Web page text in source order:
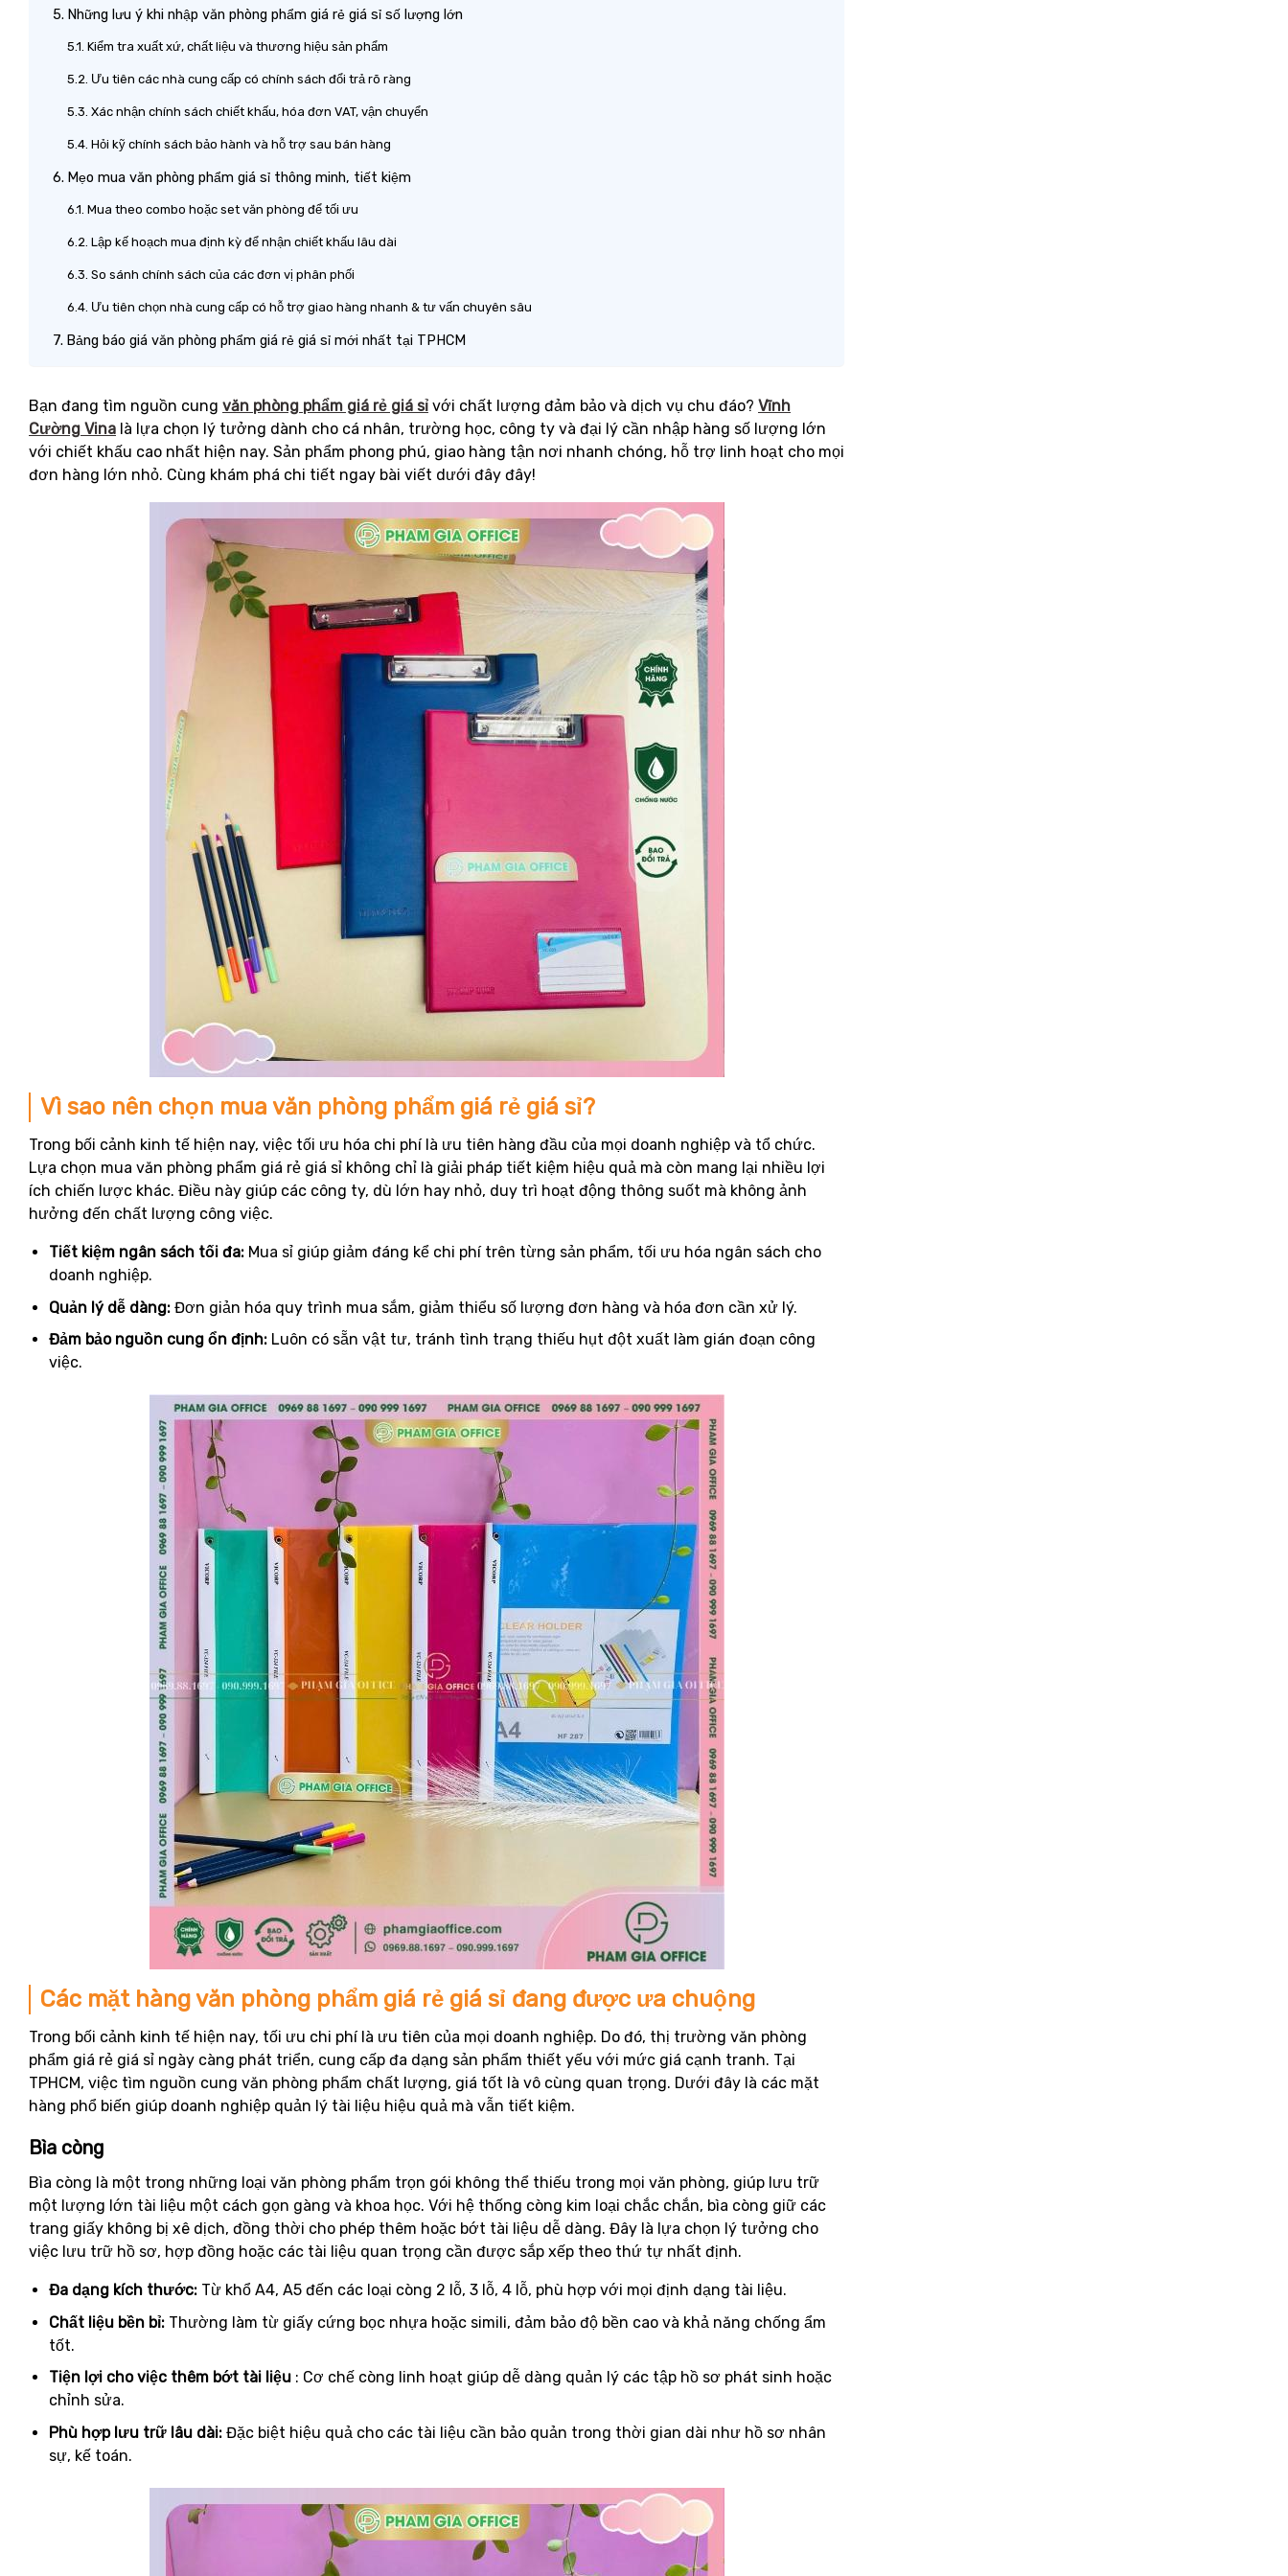
Những lưu ý khi nhập văn phòng phẩm giá rẻ giá sỉ số lượng lớn
Kiểm tra xuất xứ, chất liệu và thương hiệu sản phẩm
Ưu tiên các nhà cung cấp có chính sách đổi trả rõ ràng
Xác nhận chính sách chiết khấu, hóa đơn VAT, vận chuyển
Hỏi kỹ chính sách bảo hành và hỗ trợ sau bán hàng
Mẹo mua văn phòng phẩm giá sỉ thông minh, tiết kiệm
Mua theo combo hoặc set văn phòng để tối ưu
Lập kế hoạch mua định kỳ để nhận chiết khấu lâu dài
So sánh chính sách của các đơn vị phân phối
Ưu tiên chọn nhà cung cấp có hỗ trợ giao hàng nhanh & tư vấn chuyên sâu
Bảng báo giá văn phòng phẩm giá rẻ giá sỉ mới nhất tại TPHCM
Bạn đang tìm nguồn cung văn phòng phẩm giá rẻ giá sỉ với chất lượng đảm bảo và dịch vụ chu đáo? Vĩnh
Cường Vina là lựa chọn lý tưởng dành cho cá nhân, trường học, công ty và đại lý cần nhập hàng số lượng lớn
với chiết khấu cao nhất hiện nay. Sản phẩm phong phú, giao hàng tận nơi nhanh chóng, hỗ trợ linh hoạt cho mọi
đơn hàng lớn nhỏ. Cùng khám phá chi tiết ngay bài viết dưới đây đây!
Vì sao nên chọn mua văn phòng phẩm giá rẻ giá sỉ?
Trong bối cảnh kinh tế hiện nay, việc tối ưu hóa chi phí là ưu tiên hàng đầu của mọi doanh nghiệp và tổ chức.
Lựa chọn mua văn phòng phẩm giá rẻ giá sỉ không chỉ là giải pháp tiết kiệm hiệu quả mà còn mang lại nhiều lợi
ích chiến lược khác. Điều này giúp các công ty, dù lớn hay nhỏ, duy trì hoạt động thông suốt mà không ảnh
hưởng đến chất lượng công việc.
Tiết kiệm ngân sách tối đa: Mua sỉ giúp giảm đáng kể chi phí trên từng sản phẩm, tối ưu hóa ngân sách cho
doanh nghiệp.
Quản lý dễ dàng: Đơn giản hóa quy trình mua sắm, giảm thiểu số lượng đơn hàng và hóa đơn cần xử lý.
Đảm bảo nguồn cung ổn định: Luôn có sẵn vật tư, tránh tình trạng thiếu hụt đột xuất làm gián đoạn công
việc.
Các mặt hàng văn phòng phẩm giá rẻ giá sỉ đang được ưa chuộng
Trong bối cảnh kinh tế hiện nay, tối ưu chi phí là ưu tiên của mọi doanh nghiệp. Do đó, thị trường văn phòng
phẩm giá rẻ giá sỉ ngày càng phát triển, cung cấp đa dạng sản phẩm thiết yếu với mức giá cạnh tranh. Tại
TPHCM, việc tìm nguồn cung văn phòng phẩm chất lượng, giá tốt là vô cùng quan trọng. Dưới đây là các mặt
hàng phổ biến giúp doanh nghiệp quản lý tài liệu hiệu quả mà vẫn tiết kiệm.
Bìa còng
Bìa còng là một trong những loại văn phòng phẩm trọn gói không thể thiếu trong mọi văn phòng, giúp lưu trữ
một lượng lớn tài liệu một cách gọn gàng và khoa học. Với hệ thống còng kim loại chắc chắn, bìa còng giữ các
trang giấy không bị xê dịch, đồng thời cho phép thêm hoặc bớt tài liệu dễ dàng. Đây là lựa chọn lý tưởng cho
việc lưu trữ hồ sơ, hợp đồng hoặc các tài liệu quan trọng cần được sắp xếp theo thứ tự nhất định.
Đa dạng kích thước: Từ khổ A4, A5 đến các loại còng 2 lỗ, 3 lỗ, 4 lỗ, phù hợp với mọi định dạng tài liệu.
Chất liệu bền bỉ: Thường làm từ giấy cứng bọc nhựa hoặc simili, đảm bảo độ bền cao và khả năng chống ẩm
tốt.
Tiện lợi cho việc thêm bớt tài liệu : Cơ chế còng linh hoạt giúp dễ dàng quản lý các tập hồ sơ phát sinh hoặc
chỉnh sửa.
Phù hợp lưu trữ lâu dài: Đặc biệt hiệu quả cho các tài liệu cần bảo quản trong thời gian dài như hồ sơ nhân
sự, kế toán.